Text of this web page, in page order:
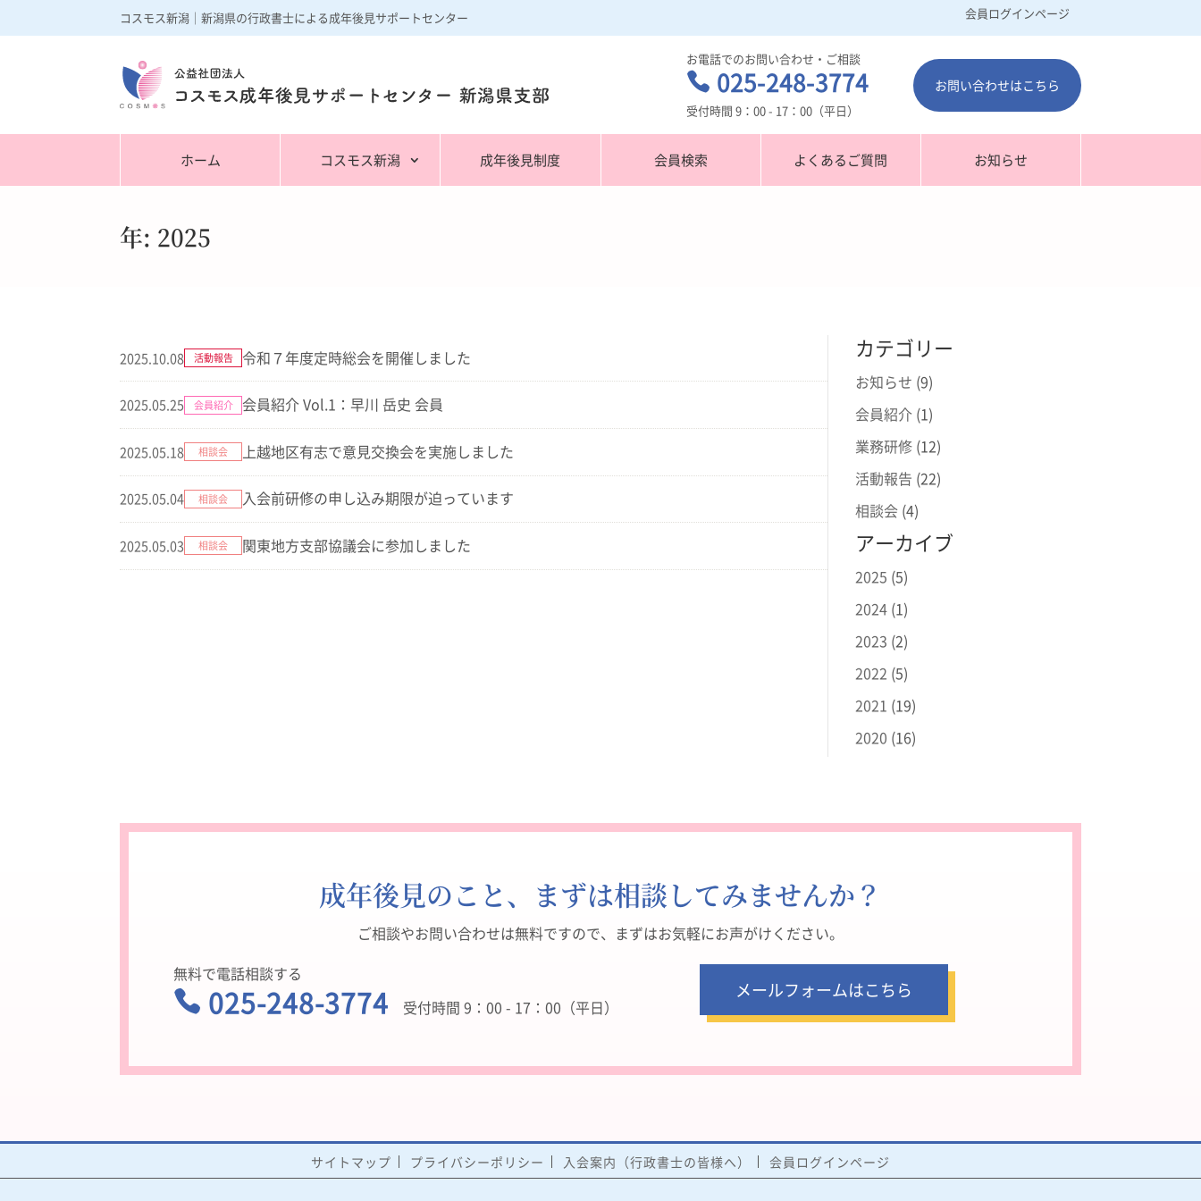
コスモス新潟｜新潟県の行政書士による成年後見サポートセンター 会員ログインページ
お電話でのお問い合わせ・ご相談
 025-248-3774
受付時間 9：00 - 17：00（平日）
お問い合わせはこちら
ホーム コスモス新潟 成年後見制度 会員検索 よくあるご質問 お知らせ
年: 2025
2025.10.08 活動報告 令和７年度定時総会を開催しました
2025.05.25 会員紹介 会員紹介 Vol.1：早川 岳史 会員
2025.05.18 相談会 上越地区有志で意見交換会を実施しました
2025.05.04 相談会 入会前研修の申し込み期限が迫っています
2025.05.03 相談会 関東地方支部協議会に参加しました
カテゴリー
お知らせ (9)
会員紹介 (1)
業務研修 (12)
活動報告 (22)
相談会 (4)
アーカイブ
2025 (5)
2024 (1)
2023 (2)
2022 (5)
2021 (19)
2020 (16)
成年後見のこと、まずは相談してみませんか？
ご相談やお問い合わせは無料ですので、まずはお気軽にお声がけください。
無料で電話相談する
 025-248-3774 受付時間 9：00 - 17：00（平日）
メールフォームはこちら
サイトマップ プライバシーポリシー 入会案内（行政書士の皆様へ） 会員ログインページ